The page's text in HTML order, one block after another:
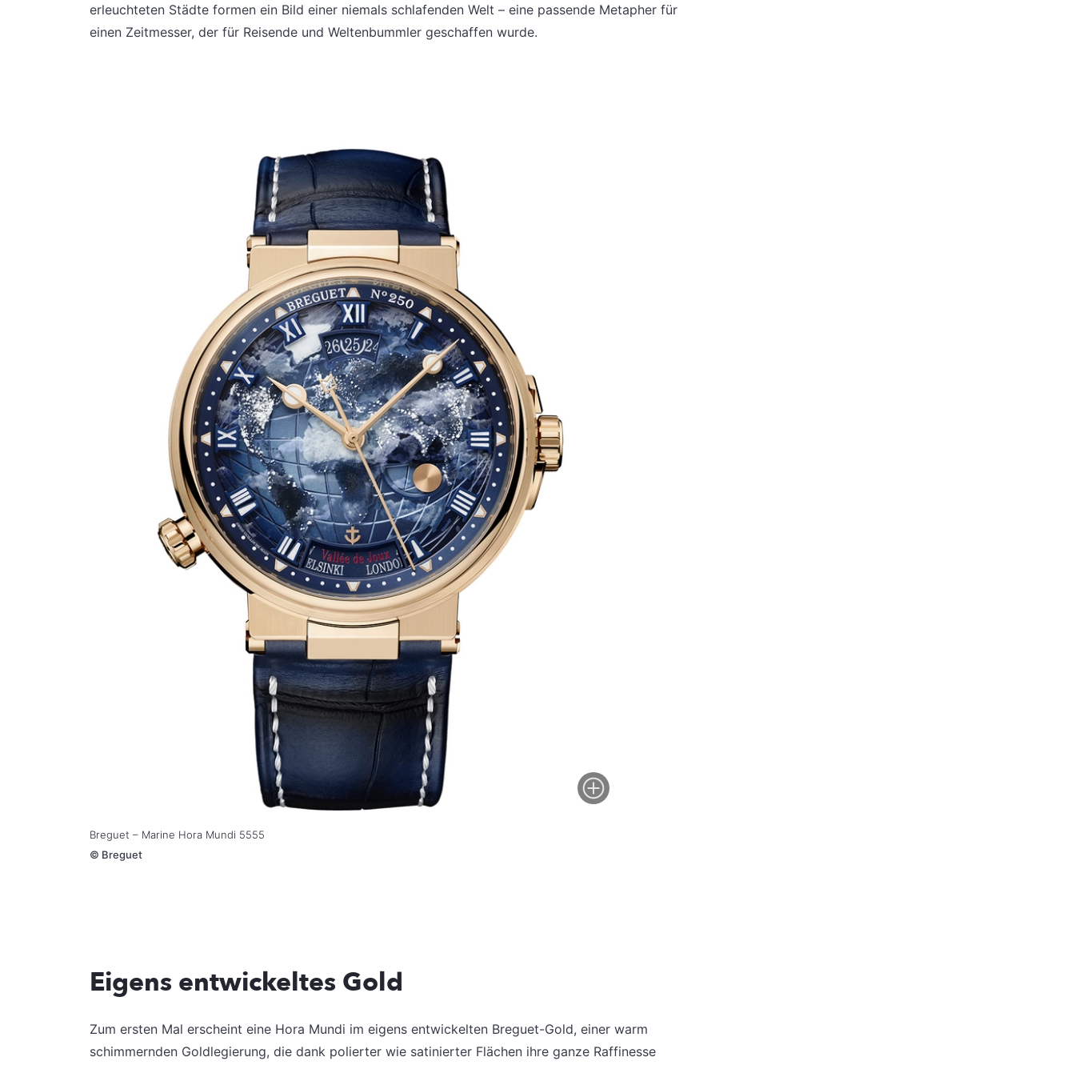
erleuchteten Städte formen ein Bild einer niemals schlafenden Welt – eine passende Metapher für
einen Zeitmesser, der für Reisende und Weltenbummler geschaffen wurde.
Breguet – Marine Hora Mundi 5555
© Breguet
Eigens entwickeltes Gold
Zum ersten Mal erscheint eine Hora Mundi im eigens entwickelten Breguet-Gold, einer warm
schimmernden Goldlegierung, die dank polierter wie satinierter Flächen ihre ganze Raffinesse